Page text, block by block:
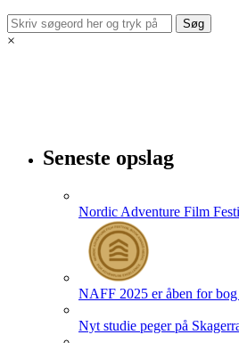
×
Seneste opslag
Nordic Adventure Film
NAFF 2025 er åben for bog
Nyt studie peger på